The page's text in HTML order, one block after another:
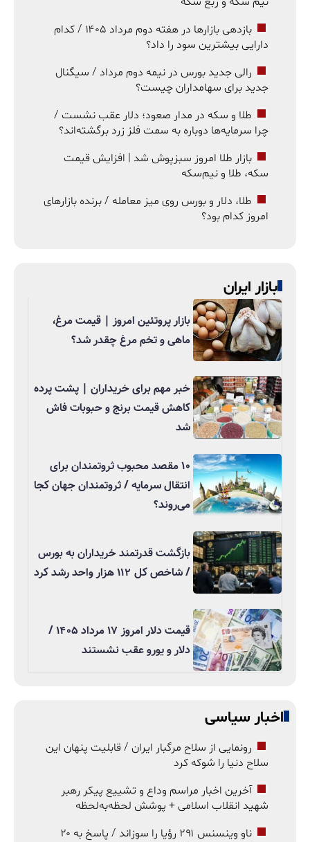
بازدهی بازارها در هفته دوم مرداد ۱۴۰۵ / کدام
دارایی بیشترین سود را داد؟
رالی جدید بورس در نیمه دوم مرداد / سیگنال
جدید برای سهامداران چیست؟
طلا و سکه در مدار صعود؛ دلار عقب نشست /
چرا سرمایه‌ها دوباره به سمت فلز زرد برگشته‌اند؟
بازار طلا امروز سبزپوش شد | افزایش قیمت
سکه، طلا و نیم‌سکه
طلا، دلار و بورس روی میز معامله / برنده بازارهای
امروز کدام بود؟
بازار ایران
بازار پروتئین امروز | قیمت مرغ،
ماهی و تخم مرغ چقدر شد؟
خبر مهم برای خریداران | پشت پرده
کاهش قیمت برنج و حبوبات فاش
شد
۱۰ مقصد محبوب ثروتمندان برای
انتقال سرمایه / ثروتمندان جهان کجا
می‌روند؟
بازگشت قدرتمند خریداران به بورس
/ شاخص کل ۱۱۲ هزار واحد رشد کرد
قیمت دلار امروز ۱۷ مرداد ۱۴۰۵ /
دلار و یورو عقب نشستند
اخبار سیاسی
رونمایی از سلاح مرگبار ایران / قابلیت پنهان این
سلاح دنیا را شوکه کرد
آخرین اخبار مراسم وداع و تشییع پیکر رهبر
شهید انقلاب اسلامی + پوشش لحظه‌به‌لحظه
ناو وینسنس ۲۹۱ رؤیا را سوزاند / پاسخ به ۲۰